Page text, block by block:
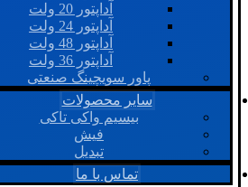
آداپتور 20 ولت
آداپتور 24 ولت
آداپتور 48 ولت
آداپتور 36 ولت
پاور سویچینگ صنعتی
سایر محصولات
بیسیم واکی تاکی
فیش
تبدیل
تماس با ما